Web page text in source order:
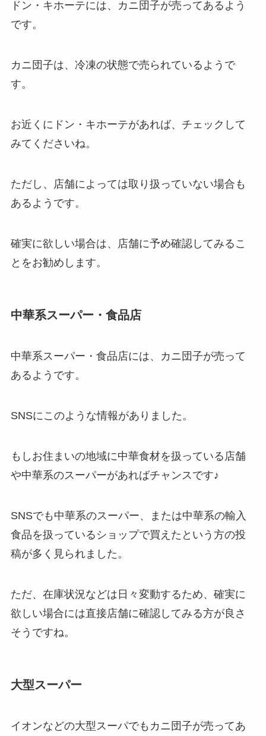
ドン・キホーテには、カニ団子が売ってあるよう
です。
カニ団子は、冷凍の状態で売られているようで
す。
お近くにドン・キホーテがあれば、チェックして
みてくださいね。
ただし、店舗によっては取り扱っていない場合も
あるようです。
確実に欲しい場合は、店舗に予め確認してみるこ
とをお勧めします。
中華系スーパー・食品店
中華系スーパー・食品店には、カニ団子が売って
あるようです。
SNSにこのような情報がありました。
もしお住まいの地域に中華食材を扱っている店舗
や中華系のスーパーがあればチャンスです♪
SNSでも中華系のスーパー、または中華系の輸入
食品を扱っているショップで買えたという方の投
稿が多く見られました。
ただ、在庫状況などは日々変動するため、確実に
欲しい場合には直接店舗に確認してみる方が良さ
そうですね。
大型スーパー
イオンなどの大型スーパでもカニ団子が売ってあ